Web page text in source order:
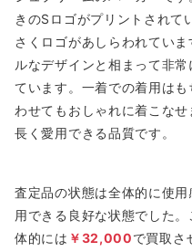
きのSロゴがプリントされて
さくロゴがあしらわれてい
ルなデザインと相まって非
ています。一着での着用は
わせてもおしゃれに着こなせ
長く愛用できる品質です。
査定品の状態は全体的に使
用できる良好な状態でした
体的には ￥32,000で買取さ